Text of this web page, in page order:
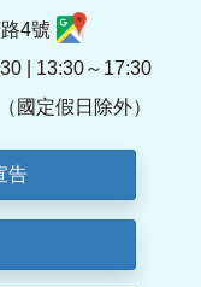
4號
| 13:30～17:30
國定假日除外）
告